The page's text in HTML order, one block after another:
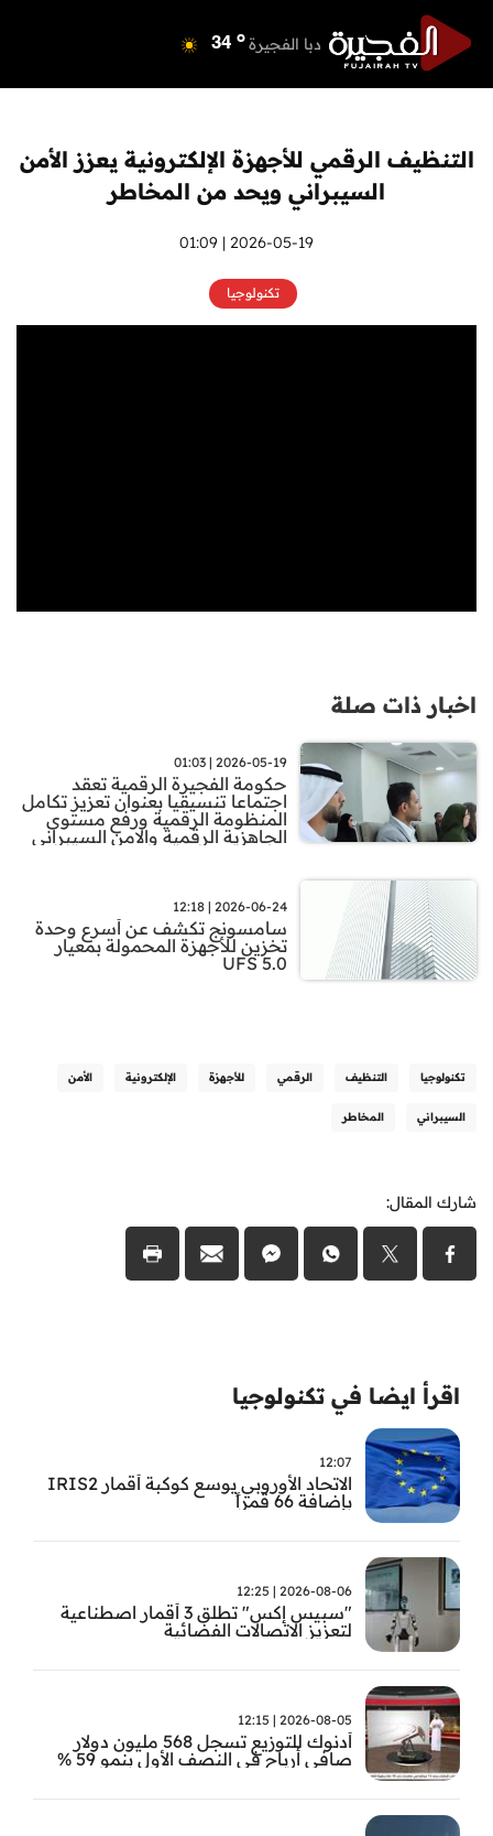
دبا الفجيرة 34 o
عجمان
أم القيوين o
راس الخيمة 41 o
الفجيرة 33 o
التنظيف الرقمي للأجهزة الإلكترونية يعزز الأمن
السيبراني ويحد من المخاطر
2026-05-19 | 01:09
تكنولوجيا
اخبار ذات صلة
2026-05-19 | 01:03
حكومة الفجيرة الرقمية تعقد
اجتماعا تنسيقيا بعنوان تعزيز تكامل
المنظومة الرقمية ورفع مستوى
الجاهزية الرقمية والامن السيبراني
2026-06-24 | 12:18
سامسونج تكشف عن أسرع وحدة
تخزين للأجهزة المحمولة بمعيار
UFS 5.0
تكنولوجيا التنظيف الرقمي للأجهزة الإلكترونية الأمن
السيبراني المخاطر
شارك المقال:
اقرأ ايضا في تكنولوجيا
12:07
الاتحاد الأوروبي يوسع كوكبة أقمار IRIS2
بإضافة 66 قمراً
2026-08-06 | 12:25
"سبيس إكس" تطلق 3 أقمار اصطناعية
لتعزيز الاتصالات الفضائية
2026-08-05 | 12:15
أدنوك للتوزيع تسجل 568 مليون دولار
صافي أرباح في النصف الأول بنمو 59 %